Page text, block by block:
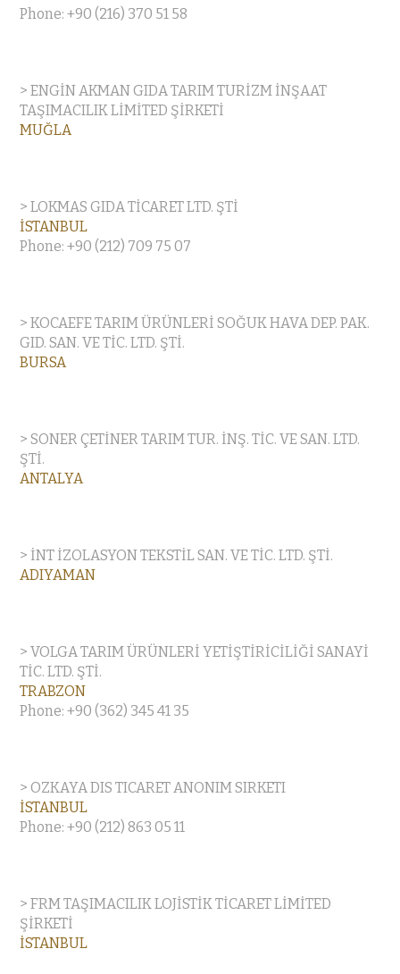
Phone: +90 (216) 370 51 58
> ENGİN AKMAN GIDA TARIM TURİZM İNŞAAT
TAŞIMACILIK LİMİTED ŞİRKETİ
MUĞLA
> LOKMAS GIDA TİCARET LTD. ŞTİ
İSTANBUL
Phone: +90 (212) 709 75 07
> KOCAEFE TARIM ÜRÜNLERİ SOĞUK HAVA DEP. PAK.
GID. SAN. VE TİC. LTD. ŞTİ.
BURSA
> SONER ÇETİNER TARIM TUR. İNŞ. TİC. VE SAN. LTD.
ŞTİ.
ANTALYA
> İNT İZOLASYON TEKSTİL SAN. VE TİC. LTD. ŞTİ.
ADIYAMAN
> VOLGA TARIM ÜRÜNLERİ YETİŞTİRİCİLİĞİ SANAYİ
TİC. LTD. ŞTİ.
TRABZON
Phone: +90 (362) 345 41 35
> OZKAYA DIS TICARET ANONIM SIRKETI
İSTANBUL
Phone: +90 (212) 863 05 11
> FRM TAŞIMACILIK LOJİSTİK TİCARET LİMİTED
ŞİRKETİ
İSTANBUL